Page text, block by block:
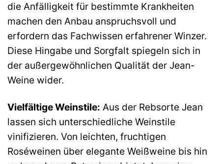
die Anfälligkeit für bestimmte Krankheiten
machen den Anbau anspruchsvoll und
erfordern das Fachwissen erfahrener Winzer.
Diese Hingabe und Sorgfalt spiegeln sich in
der außergewöhnlichen Qualität der Jean-
Weine wider.
Vielfältige Weinstile: Aus der Rebsorte Jean
lassen sich unterschiedliche Weinstile
vinifizieren. Von leichten, fruchtigen
Roséweinen über elegante Weißweine bis hin